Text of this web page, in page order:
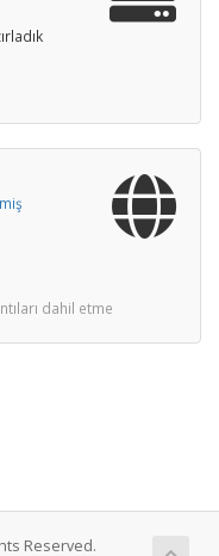
dahil etme
Reserved.